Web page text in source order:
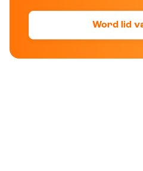
Word lid